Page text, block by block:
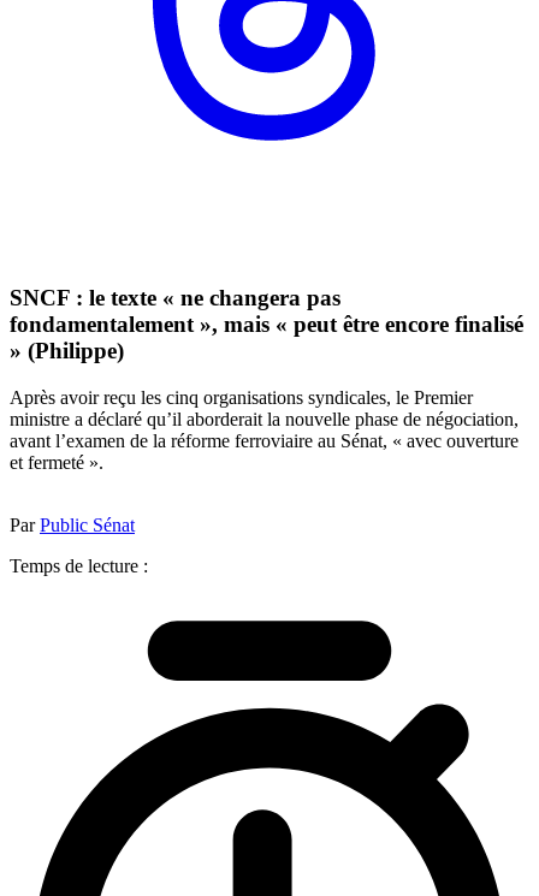
SNCF : le texte « ne changera pas
fondamentalement », mais « peut être encore finalisé
» (Philippe)
Après avoir reçu les cinq organisations syndicales, le Premier
ministre a déclaré qu’il aborderait la nouvelle phase de négociation,
avant l’examen de la réforme ferroviaire au Sénat, « avec ouverture
et fermeté ».
ParPublic Sénat
Temps de lecture :